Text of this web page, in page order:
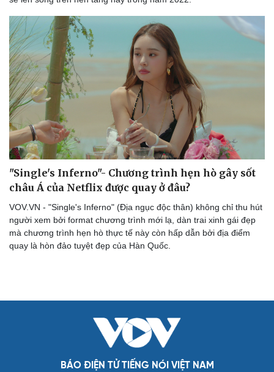
Cải chính
"Single's Inferno"- Chương trình hẹn hò gây sốt
châu Á của Netflix được quay ở đâu?
VOV.VN - "Single's Inferno" (Địa ngục độc thân) không chỉ thu hút
người xem bởi format chương trình mới lạ, dàn trai xinh gái đẹp
mà chương trình hẹn hò thực tế này còn hấp dẫn bởi địa điểm
quay là hòn đảo tuyệt đẹp của Hàn Quốc.
BÁO ĐIỆN TỬ TIẾNG NÓI VIỆT NAM